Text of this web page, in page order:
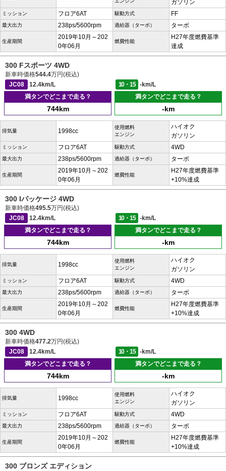
ガソリン
ミッション フロア6AT 駆動方式 FF
最大出力 238ps/5600rpm 過給器（ターボ） ターボ
生産期間
2019年10月～202
0年06月
燃費性能
H27年度燃費基準
達成
300 Fスポーツ 4WD
新車時価格544.4万円(税込)
JC08
12.4km/L 10・15
-km/L
満タンでどこまで走る？
744km
満タンでどこまで走る？
-km
排気量 1998cc
使用燃料
エンジン
ハイオク
ガソリン
ミッション フロア6AT 駆動方式 4WD
最大出力 238ps/5600rpm 過給器（ターボ） ターボ
生産期間
2019年10月～202
0年06月
燃費性能
H27年度燃費基準
+10%達成
300 Iパッケージ 4WD
新車時価格495.5万円(税込)
JC08
12.4km/L 10・15
-km/L
満タンでどこまで走る？
744km
満タンでどこまで走る？
-km
排気量 1998cc
使用燃料
エンジン
ハイオク
ガソリン
ミッション フロア6AT 駆動方式 4WD
最大出力 238ps/5600rpm 過給器（ターボ） ターボ
生産期間
2019年10月～202
0年06月
燃費性能
H27年度燃費基準
+10%達成
300 4WD
新車時価格477.2万円(税込)
JC08
12.4km/L 10・15
-km/L
満タンでどこまで走る？
744km
満タンでどこまで走る？
-km
排気量 1998cc
使用燃料
エンジン
ハイオク
ガソリン
ミッション フロア6AT 駆動方式 4WD
最大出力 238ps/5600rpm 過給器（ターボ） ターボ
生産期間
2019年10月～202
0年06月
燃費性能
H27年度燃費基準
+10%達成
300 ブロンズ エディション